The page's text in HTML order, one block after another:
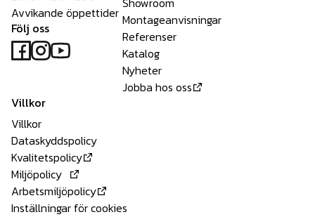
Avvikande öppettider
Följ oss
Montageanvisningar
Referenser
Katalog
Nyheter
Jobba hos oss
Villkor
Villkor
Dataskyddspolicy
Kvalitetspolicy
Miljöpolicy
Arbetsmiljöpolicy
Inställningar för cookies